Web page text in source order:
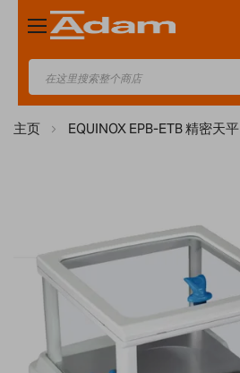
Toggle
Nav
主页 EQUINOX EPB-ETB 精密天平
images
gallery